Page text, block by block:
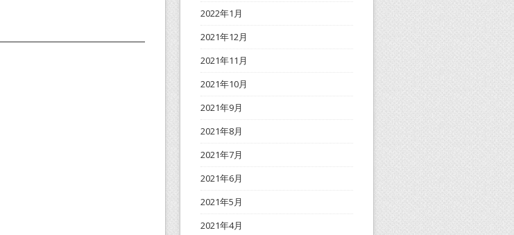
2022年1月
2021年12月
2021年11月
2021年10月
2021年9月
2021年8月
2021年7月
2021年6月
2021年5月
2021年4月